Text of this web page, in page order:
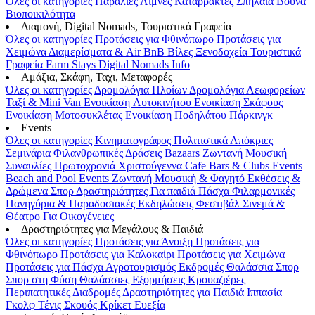
Βιοποικιλότητα
Διαμονή, Digital Nomads, Τουριστικά Γραφεία
Όλες οι κατηγορίες Προτάσεις για Φθινόπωρο Προτάσεις για
Χειμώνα Διαμερίσματα & Air BnB Βίλες Ξενοδοχεία Τουριστικά
Γραφεία Farm Stays Digital Nomads Info
Αμάξια, Σκάφη, Ταχι, Μεταφορές
Όλες οι κατηγορίες Δρομολόγια Πλοίων Δρομολόγια Λεωφορείων
Ταξί & Μini Van Ενοικίαση Aυτοκινήτου Ενοικίαση Σκάφους
Ενοικίαση Μοτοσυκλέτας Ενοικίαση Ποδηλάτου Πάρκινγκ
Events
Όλες οι κατηγορίες Κινηματογράφος Πολιτιστικά Απόκριες
Σεμινάρια Φιλανθρωπικές Δράσεις Bazaars Ζωντανή Μουσική
Συναυλίες Πρωτοχρονιά Χριστούγεννα Cafe Bars & Clubs Events
Beach and Pool Events Ζωντανή Μουσική & Φαγητό Εκθέσεις &
Δρώμενα Σπορ Δραστηριότητες Για παιδιά Πάσχα Φιλαρμονικές
Πανηγύρια & Παραδοσιακές Εκδηλώσεις Φεστιβάλ Σινεμά &
Θέατρο Για Οικογένειες
Δραστηριότητες για Μεγάλους & Παιδιά
Όλες οι κατηγορίες Προτάσεις για Άνοιξη Προτάσεις για
Φθινόπωρο Προτάσεις για Καλοκαίρι Προτάσεις για Χειμώνα
Προτάσεις για Πάσχα Αγροτουρισμός Εκδρομές Θαλάσσια Σπορ
Σπορ στη Φύση Θαλάσσιες Εξορμήσεις Κρουαζιέρες
Περιπατητικές Διαδρομές Δραστηριότητες για Παιδιά Ιππασία
Γκολφ Τένις Σκουός Κρίκετ Ευεξία